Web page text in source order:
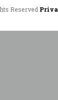
Reserved